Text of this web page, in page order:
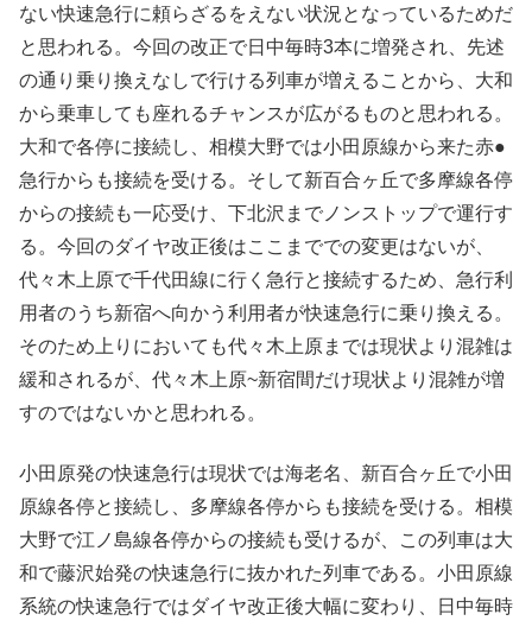
ない快速急行に頼らざるをえない状況となっているためだ
と思われる。今回の改正で日中毎時3本に増発され、先述
の通り乗り換えなしで行ける列車が増えることから、大和
から乗車しても座れるチャンスが広がるものと思われる。
大和で各停に接続し、相模大野では小田原線から来た赤●
急行からも接続を受ける。そして新百合ヶ丘で多摩線各停
からの接続も一応受け、下北沢までノンストップで運行す
る。今回のダイヤ改正後はここまででの変更はないが、
代々木上原で千代田線に行く急行と接続するため、急行利
用者のうち新宿へ向かう利用者が快速急行に乗り換える。
そのため上りにおいても代々木上原までは現状より混雑は
緩和されるが、代々木上原~新宿間だけ現状より混雑が増
すのではないかと思われる。
小田原発の快速急行は現状では海老名、新百合ヶ丘で小田
原線各停と接続し、多摩線各停からも接続を受ける。相模
大野で江ノ島線各停からの接続も受けるが、この列車は大
和で藤沢始発の快速急行に抜かれた列車である。小田原線
系統の快速急行ではダイヤ改正後大幅に変わり、日中毎時